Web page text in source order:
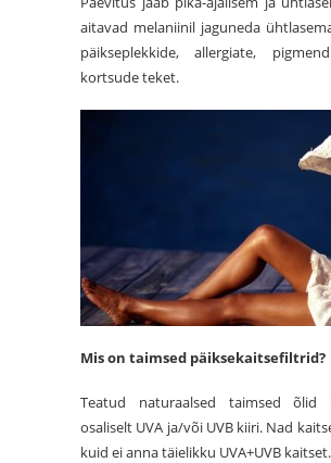
aitavad melaniinil jaguneda
päikseplekkide, allergiate,
kortsude teket.
Mis on taimsed päiksekaitsefiltrid?
Teatud naturaalsed taimsed õlid
osaliselt UVA ja/või UVB kiiri. Nad
kuid ei anna täielikku UVA+UVB kaitset.